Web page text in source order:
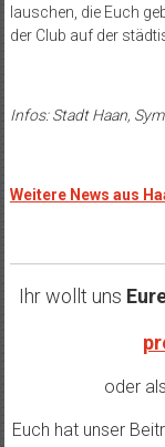
lauschen, die Euch
der Club auf der
Infos: Stadt Haan,
Weitere News aus
Ihr wollt uns
oder als
Euch hat unser